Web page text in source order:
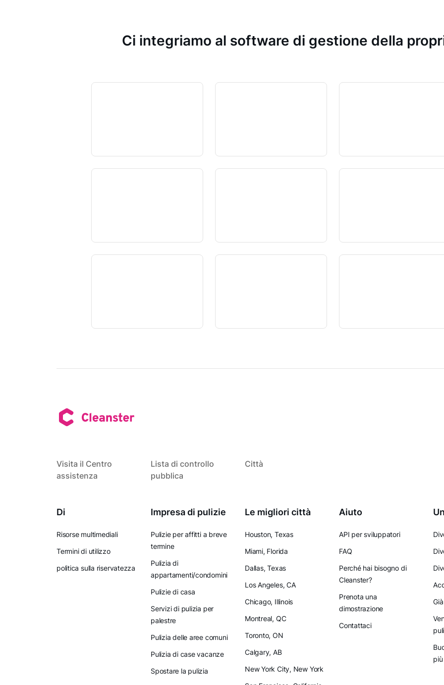
Ci integriamo al software di gestione della
Visita il Centro
assistenza
Lista di controllo
pubblica
Città
Di
Risorse multimediali
Termini di utilizzo
politica sulla riservatezza
Impresa di pulizie
Pulizie per affitti a breve
termine
Pulizia di
appartamenti/condomini
Pulizie di casa
Servizi di pulizia per
palestre
Pulizia delle aree comuni
Pulizia di case vacanze
Spostare la pulizia
Le migliori città
Houston, Texas
Miami, Florida
Dallas, Texas
Los Angeles, CA
Chicago, Illinois
Montreal, QC
Toronto, ON
Calgary, AB
New York City, New York
Aiuto
API per sviluppatori
FAQ
Perché hai bisogno di
Cleanster?
Prenota una
dimostrazione
Contattaci